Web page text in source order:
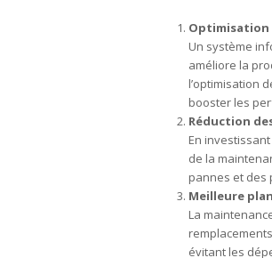
Optimisation
Un système
améliore la
l’optimisation
booster les
Réduction
En
de la
pannes et des
Meilleure
La
évitant les